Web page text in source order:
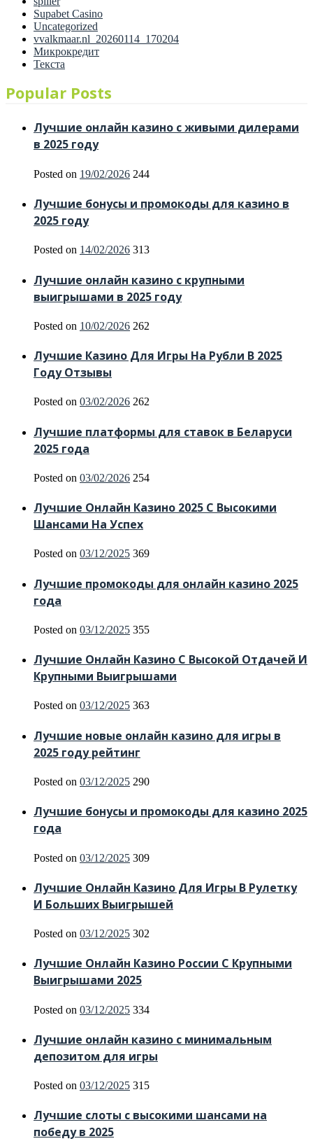
Supabet Casino
Uncategorized
vvalkmaar.nl_20260114_170204
Микрокредит
Текста
Popular Posts
Лучшие онлайн казино с живыми дилерами
в 2025 году
Posted on 19/02/2026 244
Лучшие бонусы и промокоды для казино в
2025 году
Posted on 14/02/2026 313
Лучшие онлайн казино с крупными
выигрышами в 2025 году
Posted on 10/02/2026 262
Лучшие Казино Для Игры На Рубли В 2025
Году Отзывы
Posted on 03/02/2026 262
Лучшие платформы для ставок в Беларуси
2025 года
Posted on 03/02/2026 254
Лучшие Онлайн Казино 2025 С Высокими
Шансами На Успех
Posted on 03/12/2025 369
Лучшие промокоды для онлайн казино 2025
года
Posted on 03/12/2025 355
Лучшие Онлайн Казино С Высокой Отдачей И
Крупными Выигрышами
Posted on 03/12/2025 363
Лучшие новые онлайн казино для игры в
2025 году рейтинг
Posted on 03/12/2025 290
Лучшие бонусы и промокоды для казино 2025
года
Posted on 03/12/2025 309
Лучшие Онлайн Казино Для Игры В Рулетку
И Больших Выигрышей
Posted on 03/12/2025 302
Лучшие Онлайн Казино России С Крупными
Выигрышами 2025
Posted on 03/12/2025 334
Лучшие онлайн казино с минимальным
депозитом для игры
Posted on 03/12/2025 315
Лучшие слоты с высокими шансами на
победу в 2025